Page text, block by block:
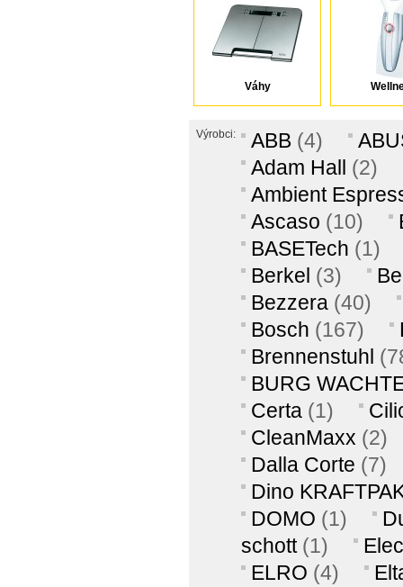
Váhy
Výrobci: ABB (4)
Adam Hall (2)
Ambient
Ascaso (10)
BASETech (1)
Berkel (3)
Bezzera (40)
Bosch (167)
Brennenstuhl
BURG
Certa (1)
CleanMaxx (2)
Dalla Corte (7)
Dino
DOMO (1)
schott (1)
ELRO (4)